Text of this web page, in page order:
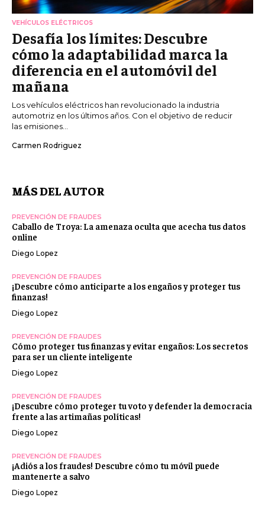
VEHÍCULOS ELÉCTRICOS
Desafía los límites: Descubre
cómo la adaptabilidad marca la
diferencia en el automóvil del
mañana
Los vehículos eléctricos han revolucionado la industria
automotriz en los últimos años. Con el objetivo de reducir
las emisiones...
Carmen Rodriguez
MÁS DEL AUTOR
PREVENCIÓN DE FRAUDES
Caballo de Troya: La amenaza oculta que acecha tus datos
online
Diego Lopez
PREVENCIÓN DE FRAUDES
¡Descubre cómo anticiparte a los engaños y proteger tus
finanzas!
Diego Lopez
PREVENCIÓN DE FRAUDES
Cómo proteger tus finanzas y evitar engaños: Los secretos
para ser un cliente inteligente
Diego Lopez
PREVENCIÓN DE FRAUDES
¡Descubre cómo proteger tu voto y defender la democracia
frente a las artimañas políticas!
Diego Lopez
PREVENCIÓN DE FRAUDES
¡Adiós a los fraudes! Descubre cómo tu móvil puede
mantenerte a salvo
Diego Lopez